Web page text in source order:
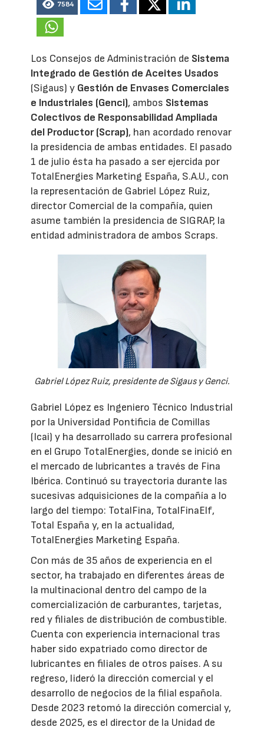
7584
Los Consejos de Administración de Sistema
Integrado de Gestión de Aceites Usados
(Sigaus) y Gestión de Envases Comerciales
e Industriales (Genci), ambos Sistemas
Colectivos de Responsabilidad Ampliada
del Productor (Scrap), han acordado renovar
la presidencia de ambas entidades. El pasado
1 de julio ésta ha pasado a ser ejercida por
TotalEnergies Marketing España, S.A.U., con
la representación de Gabriel López Ruiz,
director Comercial de la compañía, quien
asume también la presidencia de SIGRAP, la
entidad administradora de ambos Scraps.
Gabriel López Ruiz, presidente de Sigaus y Genci.
Gabriel López es Ingeniero Técnico Industrial
por la Universidad Pontificia de Comillas
(Icai) y ha desarrollado su carrera profesional
en el Grupo TotalEnergies, donde se inició en
el mercado de lubricantes a través de Fina
Ibérica. Continuó su trayectoria durante las
sucesivas adquisiciones de la compañía a lo
largo del tiempo: TotalFina, TotalFinaElf,
Total España y, en la actualidad,
TotalEnergies Marketing España.
Con más de 35 años de experiencia en el
sector, ha trabajado en diferentes áreas de
la multinacional dentro del campo de la
comercialización de carburantes, tarjetas,
red y filiales de distribución de combustible.
Cuenta con experiencia internacional tras
haber sido expatriado como director de
lubricantes en filiales de otros países. A su
regreso, lideró la dirección comercial y el
desarrollo de negocios de la filial española.
Desde 2023 retomó la dirección comercial y,
desde 2025, es el director de la Unidad de